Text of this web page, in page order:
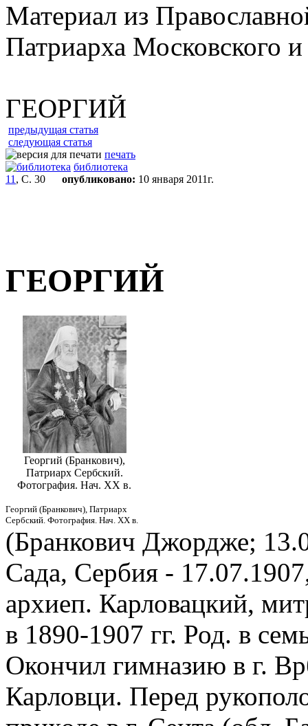
Материал из
Патриарха Московского
ГЕОРГИЙ
предыдущая статья
следующая статья
печать
библиотека
11 , С. 30 опубликовано: 10 января 2011г.
ГЕОРГИЙ
Георгий (Бранкович),
Патриарх Сербский.
Фотография. Нач. XX в.
Георгий (Бранкович), Патриарх
Сербский. Фотография. Нач. XX в.
(Бранкович Джордже;
Сада, Сербия -
архиеп. Карловацкий,
в 1890-1907 гг. Род. в
Окончил гимназию в г.
Карловци. Перед